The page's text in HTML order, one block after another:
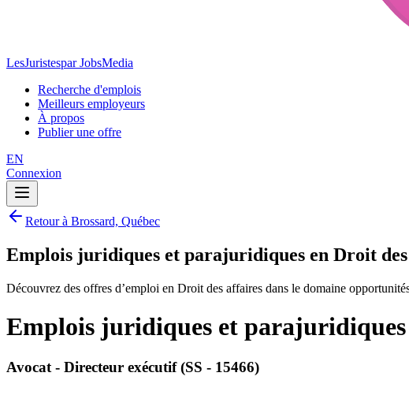
LesJuristespar JobsMedia
Recherche d'emplois
Meilleurs employeurs
À propos
Publier une offre
EN
Connexion
Retour à Brossard, Québec
Emplois juridiques et parajuridiques en Droit
Découvrez des offres d’emploi en Droit des affaires dans le domaine
Emplois juridiques et parajuridiques
Avocat - Directeur exécutif (SS - 15466)